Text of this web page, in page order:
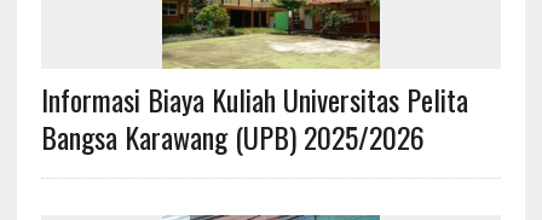
Informasi Biaya Kuliah Universitas Pelita
Bangsa Karawang (UPB) 2025/2026